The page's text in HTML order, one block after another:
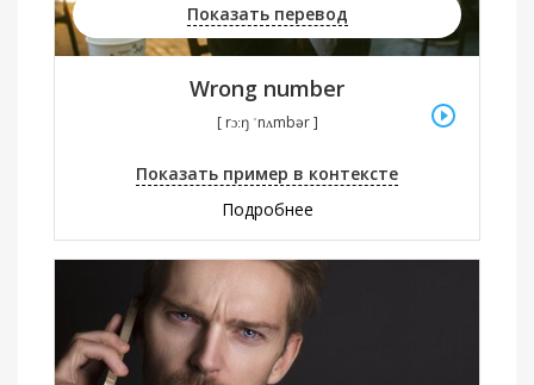
Показать перевод
Wrong number
[ rɔːŋ ˈnʌmbər ]
Показать пример в контексте
Подробнее